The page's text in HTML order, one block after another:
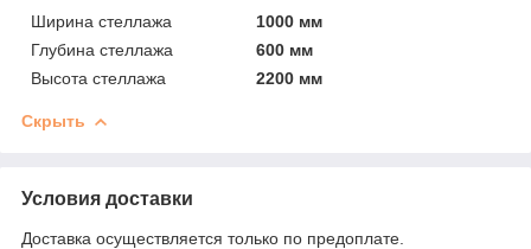
Ширина стеллажа
1000 мм
Глубина стеллажа
600 мм
Высота стеллажа
2200 мм
Скрыть
Условия доставки
Доставка осуществляется только по предоплате.